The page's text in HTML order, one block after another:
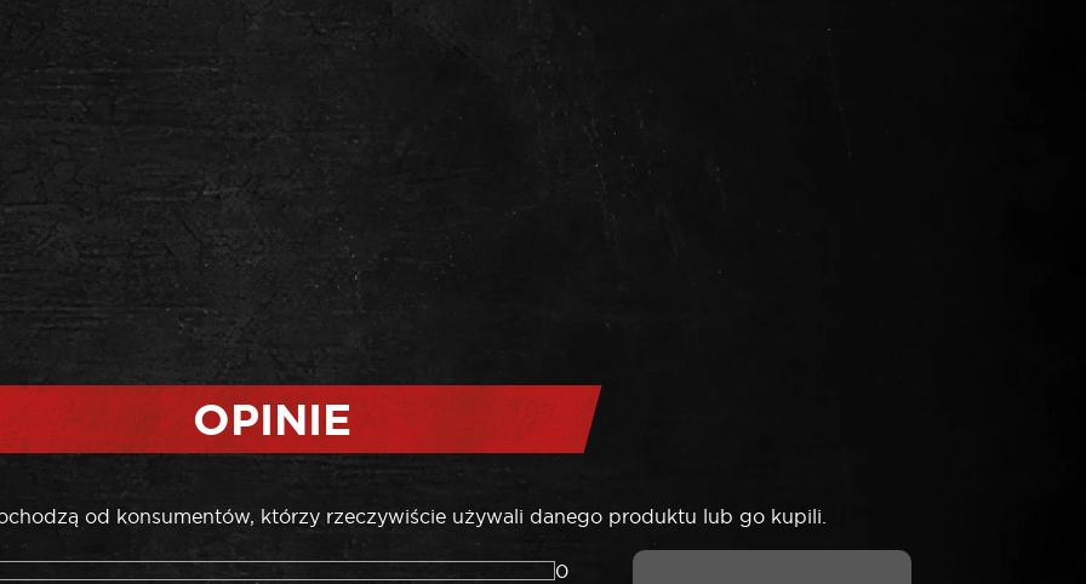
OPINIE
od konsumentów, którzy rzeczywiście używali danego produktu lub go kupili.
0